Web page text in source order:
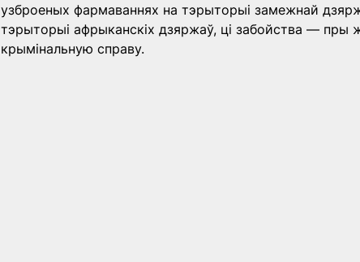
узброеных фармаваннях на тэрыторыі замежнай
тэрыторыі афрыканскіх дзяржаў, ці забойства — пры
крымінальную справу.